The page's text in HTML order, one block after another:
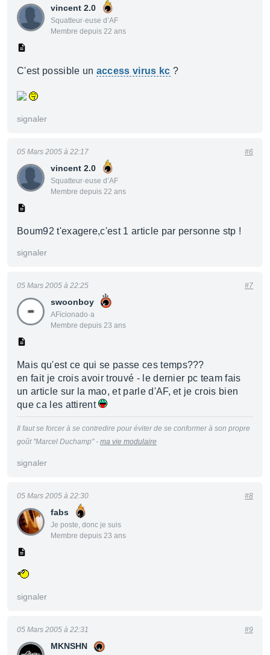
vincent 2.0
Squatteur·euse d’AF
Membre depuis 22 ans
C'est possible un access virus kc ?
signaler
vincent 2.0
Squatteur·euse d’AF
Membre depuis 22 ans
05 Mars 2005 à 22:17 #6
Boum92 t'exagere,c'est 1 article par personne stp !
signaler
swoonboy
AFicionado·a
Membre depuis 23 ans
05 Mars 2005 à 22:25 #7
Mais qu'est ce qui se passe ces temps???
en fait je crois avoir trouvé - le dernier pc team fais
un article sur la mao, et parle d'AF, et je crois bien
que ca les attirent
Il faut se forcer à se contredire pour éviter de se conformer à son propre
goût "Marcel Duchamp" - ma vie modulaire
signaler
fabs
Je poste, donc je suis
Membre depuis 23 ans
05 Mars 2005 à 22:30 #8
signaler
MKNSHN
05 Mars 2005 à 22:31 #9